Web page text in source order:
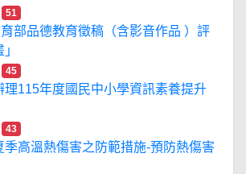
51
育部品德教育徵稿（含影音作品 ）評
45
理115年度國民中小學資訊素養提升
43
季高溫熱傷害之防範措施-預防熱傷害